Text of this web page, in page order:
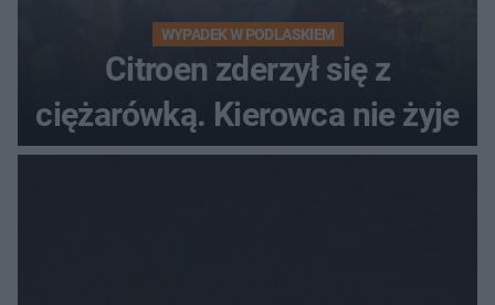
WYPADEK W PODLASKIEM
Citroen zderzył się z
ciężarówką. Kierowca nie żyje